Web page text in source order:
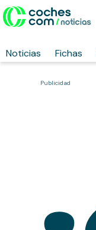
Noticias Fichas
Publicidad